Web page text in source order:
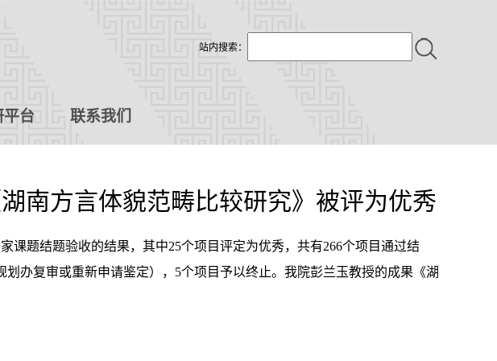
站内搜索：
平台 联系我们
南方言体貌范畴比较研究》被评为优秀
课题结题验收的结果，其中25个项目评定为优秀，共有266个项目通过结
办复审或重新申请鉴定），5个项目予以终止。我院彭兰玉教授的成果《湖